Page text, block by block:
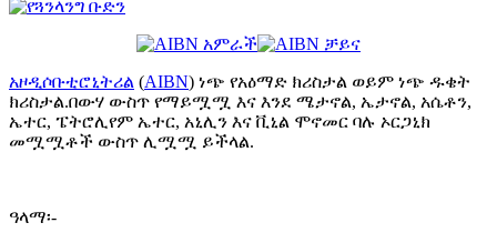
አዞዲሶቡቲሮኒትሪል (AIBN) ነጭ የአዕማድ ክሪስታል ወይም ነጭ ዱቄት
ክሪስታል.በውሃ ውስጥ የማይሟሟ እና እንደ ሜታኖል, ኤታኖል, አሴቶን,
ኤተር, ፔትሮሊየም ኤተር, አኒሊን እና ቪኒል ሞኖመር ባሉ ኦርጋኒክ
መሟሟቶች ውስጥ ሊሟሟ ይችላል.
ዓላማ፡-